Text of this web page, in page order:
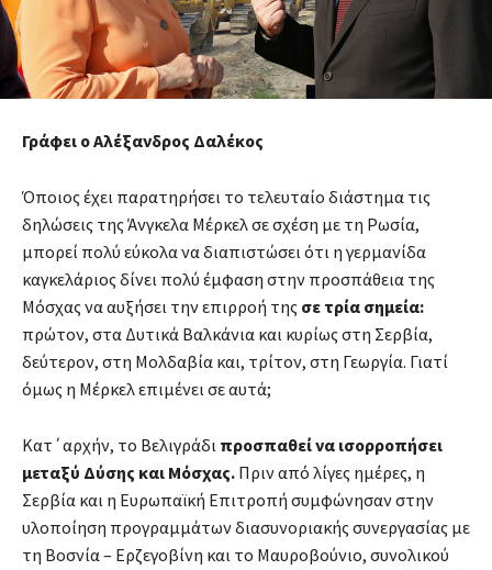
Γράφει ο Αλέξανδρος Δαλέκος
Όποιος έχει παρατηρήσει το τελευταίο διάστημα τις
δηλώσεις της Άνγκελα Μέρκελ σε σχέση με τη Ρωσία,
μπορεί πολύ εύκολα να διαπιστώσει ότι η γερμανίδα
καγκελάριος δίνει πολύ έμφαση στην προσπάθεια της
Μόσχας να αυξήσει την επιρροή της σε τρία σημεία:
πρώτον, στα Δυτικά Βαλκάνια και κυρίως στη Σερβία,
δεύτερον, στη Μολδαβία και, τρίτον, στη Γεωργία. Γιατί
όμως η Μέρκελ επιμένει σε αυτά;
Κατ΄αρχήν, το Βελιγράδι προσπαθεί να ισορροπήσει
μεταξύ Δύσης και Μόσχας. Πριν από λίγες ημέρες, η
Σερβία και η Ευρωπαϊκή Επιτροπή συμφώνησαν στην
υλοποίηση προγραμμάτων διασυνοριακής συνεργασίας με
τη Βοσνία – Ερζεγοβίνη και το Μαυροβούνιο, συνολικού